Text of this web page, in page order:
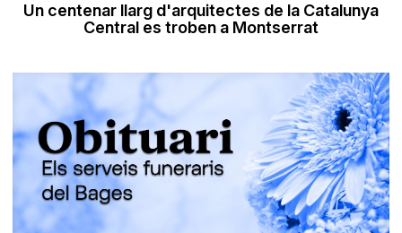
Un centenar llarg d'arquitectes de la Catalunya
Central es troben a Montserrat